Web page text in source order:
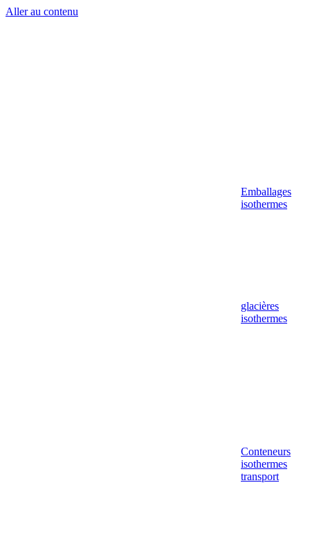
Aller au contenu
Emballages
isothermes
glacières
isothermes
Conteneurs
isothermes
transport